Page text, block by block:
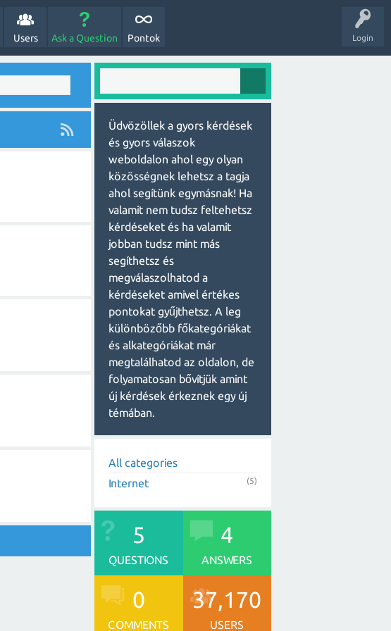
Login
Users Ask a Question Pontok
Üdvözöllek a gyors kérdések
és gyors válaszok
weboldalon ahol egy olyan
közösségnek lehetsz a tagja
ahol segítünk egymásnak! Ha
valamit nem tudsz feltehetsz
kérdéseket és ha valamit
jobban tudsz mint más
segíthetsz és
megválaszolhatod a
kérdéseket amivel értékes
pontokat gyűjthetsz. A leg
különbözőbb főkategóriákat
és alkategóriákat már
megtalálhatod az oldalon, de
folyamatosan bővítjük amint
új kérdések érkeznek egy új
témában.
All categories
Internet
(5)
5
QUESTIONS
4
ANSWERS
0
COMMENTS
37,170
USERS